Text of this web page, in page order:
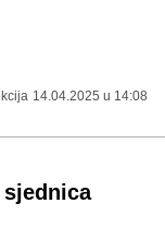
14.04.2025 u 14:08